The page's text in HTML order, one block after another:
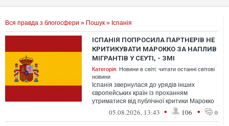
Вся правда з блогосфери » Пошук » Іспанія
ІСПАНІЯ ПОПРОСИЛА ПАРТНЕРІВ НЕ
КРИТИКУВАТИ МАРОККО ЗА НАПЛИВ
МІГРАНТІВ У СЕУТІ, - ЗМІ
Категорія: Новини в світі: читати останні світові
новини
Іспанія звернулася до урядів інших
європейських країн із проханням
утриматися від публічної критики Марокко
за його роль у міграційній кризі в Сеуті.
05.08.2026, 13:43 • 106 • 0